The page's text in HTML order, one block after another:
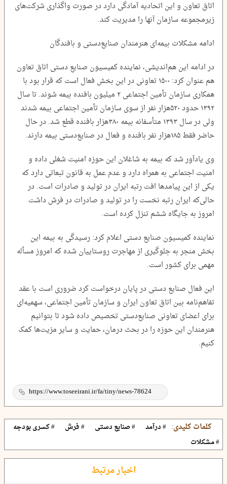
اتاق تعاون و این اتحادیه آمادگی دارد در صورت واگذاری شرکت‌های
زیرمجموعه سازمان آنها را مدیریت کند.
ادامه مشکلات بیمه‌ای هنرمندان صنایع‌دستی و بافندگان
در ادامه این هم‌اندیشی، نماینده کمیسیون صنایع دستی اتاق تعاون
هم عنوان کرد: ۱۵۰۰ تعاونی در این بخش فعال است که قرار بود با
همکاری سازمان تأمین اجتماعی ۲ میلیون بافنده بیمه شوند. تا سال
۱۳۹۲ حدود ۵۲۰هزار نفر از سوی سازمان تأمین اجتماعی بیمه شدند
ولی در سال ۱۳۹۳ متأسفانه بیمه ۳۸۰هزار بافنده قطع شد. در حال
حاضر فقط ۱۸۵هزار نفر بافنده و فعال در صنایع‌دستی بیمه دارند.
وی یادآور شد که بیمه به شاغلان این حوزه امنیت شغلی داده و
امنیت اجتماعی به همراه دارد و عدم عمل به قانون تبعاتی دارد که
یکی از این پیامدها افت رتبه ایران در تولید و صادرات است. در
حالی‌که ایران رتبه نخست را در تولید و صادرات در فرش داشت
امروز به جایگاه ششم تنزل کرده است.
نماینده کمیسیون صنایع دستی اعلام کرد: رسیدگی به بیمه این
بخش منجر به جلوگیری از مهاجرت روستاییان شده که امروز مسأله
مهمی برای کشور است.
این فعال صنایع دستی در پایان درخواست کرد ضروری است با عقد
تفاهم‌نامه بین اتاق تعاون ایران و سازمان تأمین اجتماعی، سهمیه‌ای
برای اعضای تعاونی صنایع‌دستی تخصیص داده شود تا بتوانیم
هنرمندان این حوزه را در بحث درمان، حمایت و سایر مزیت‌ها کمک
کنیم.
کلمات کلیدی: # درآمد # صنایع دستی # فرش
# کسری بودجه
# مشکلات
اخبار مرتبط